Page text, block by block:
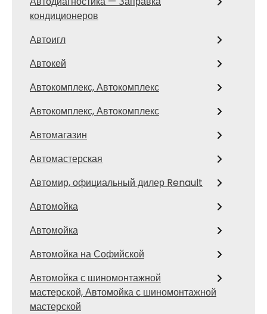
кондиционеров
Автоигл
Автокей
Автокомплекс, Автокомплекс
Автокомплекс, Автокомплекс
Автомагазин
Автомастерская
Автомир, официальный дилер Renault
Автомойка
Автомойка
Автомойка на Софийской
Автомойка с шиномонтажной
мастерской, Автомойка с шиномонтажной
мастерской